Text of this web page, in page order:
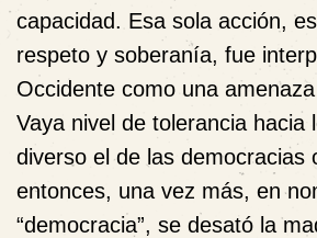
capacidad. Esa sola acción,
respeto y soberanía, fue
Occidente como una
Vaya nivel de tolerancia hacia
diverso el de las democracias
entonces, una vez más, en
“democracia”, se desató la